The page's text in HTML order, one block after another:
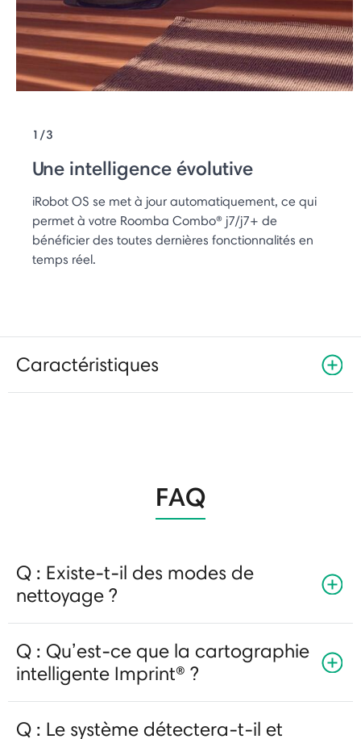
1/3
Une intelligence évolutive
iRobot OS se met à jour automatiquement, ce qui
permet à votre Roomba Combo® j7/j7+ de
bénéficier des toutes dernières fonctionnalités en
temps réel.
Caractéristiques
FAQ
Q : Existe-t-il des modes de
nettoyage ?
Q : Qu’est-ce que la cartographie
intelligente Imprint® ?
Q : Le système détectera-t-il et